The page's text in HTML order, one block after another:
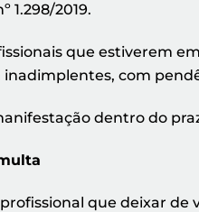
1.298/2019.
que estiverem
com
dentro do
que deixar